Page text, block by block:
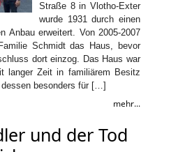
Straße 8 in Vlotho-Exter
wurde 1931 durch einen
Anbau erweitert. Von 2005-2007
Schmidt das Haus, bevor
dort einzog. Das Haus war
langer Zeit in familiärem Besitz
besonders für […]
mehr...
und der Tod